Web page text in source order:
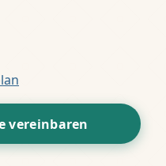
vereinbaren